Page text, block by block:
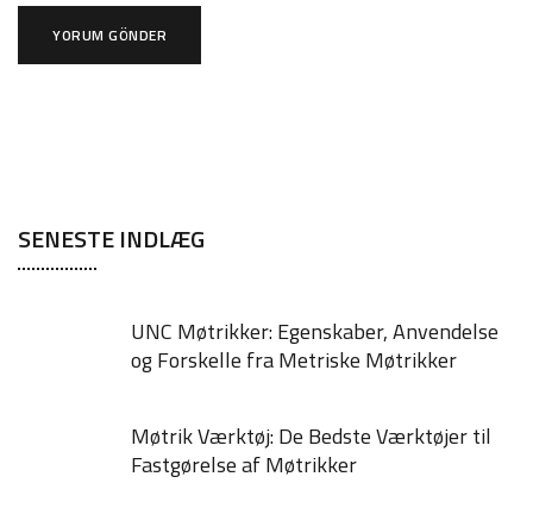
SENESTE INDLÆG
UNC Møtrikker: Egenskaber, Anvendelse
og Forskelle fra Metriske Møtrikker
Møtrik Værktøj: De Bedste Værktøjer til
Fastgørelse af Møtrikker